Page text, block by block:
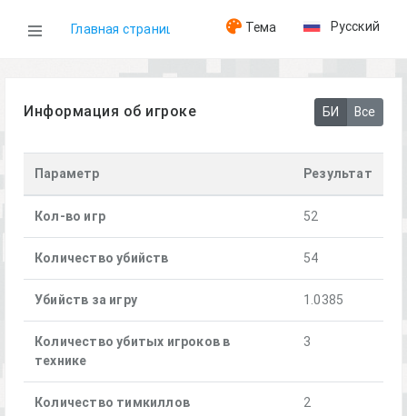
Главная страница Тема Русский
Информация об игроке БИ Все
Параметр Результат
Кол-во игр 52
Количество убийств 54
Убийств за игру 1.0385
Количество убитых игроков в
технике
3
Количество тимкиллов 2